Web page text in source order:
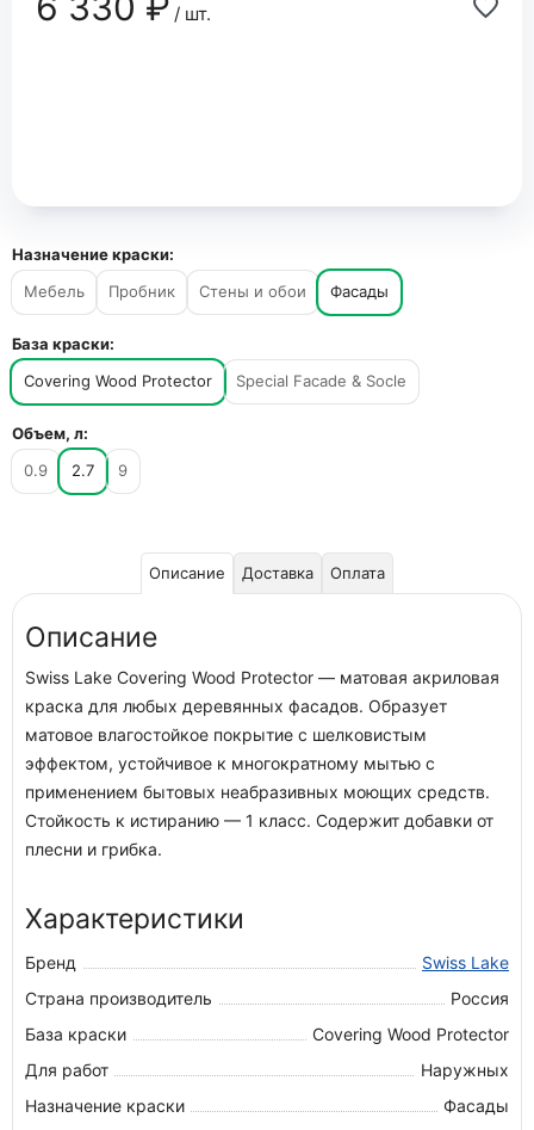
/ шт.
Назначение краски:
Мебель
Пробник Стены и обои Фасады
База краски:
Covering Wood Protector
Special Facade & Socle
Объем, л:
0.9
2.7 9
Описание Доставка Оплата
Описание
Swiss Lake Covering Wood Protector — матовая акриловая
краска для любых деревянных фасадов. Образует
матовое влагостойкое покрытие с шелковистым
эффектом, устойчивое к многократному мытью с
применением бытовых неабразивных моющих средств.
Стойкость к истиранию — 1 класс. Содержит добавки от
плесни и грибка.
Характеристики
Бренд
Swiss Lake
Страна производитель
Россия
База краски
Covering Wood Protector
Для работ
Наружных
Назначение краски
Фасады